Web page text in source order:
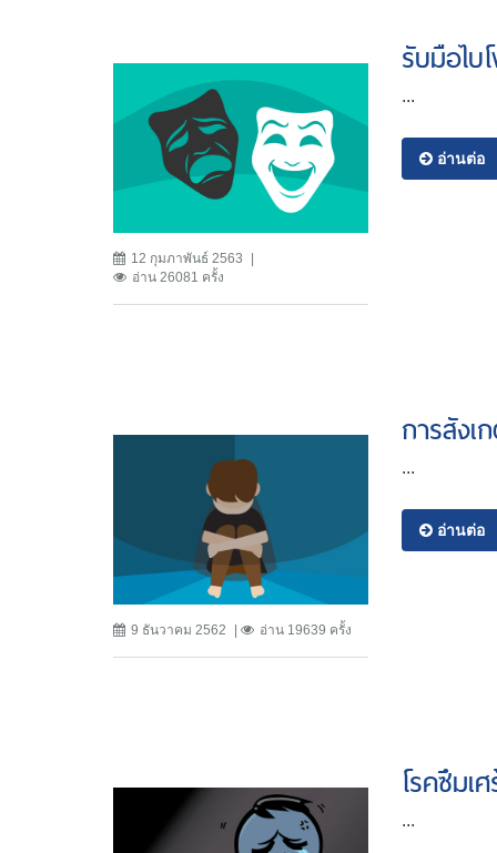
12 กุมภาพันธ์ 2563
อ่าน 26081 ครั้ง
รับมือไบ
...
อ่านต่อ
9 ธันวาคม 2562 อ่าน 19639 ครั้ง
การสังเ
...
อ่านต่อ
โรคซึมเ
...